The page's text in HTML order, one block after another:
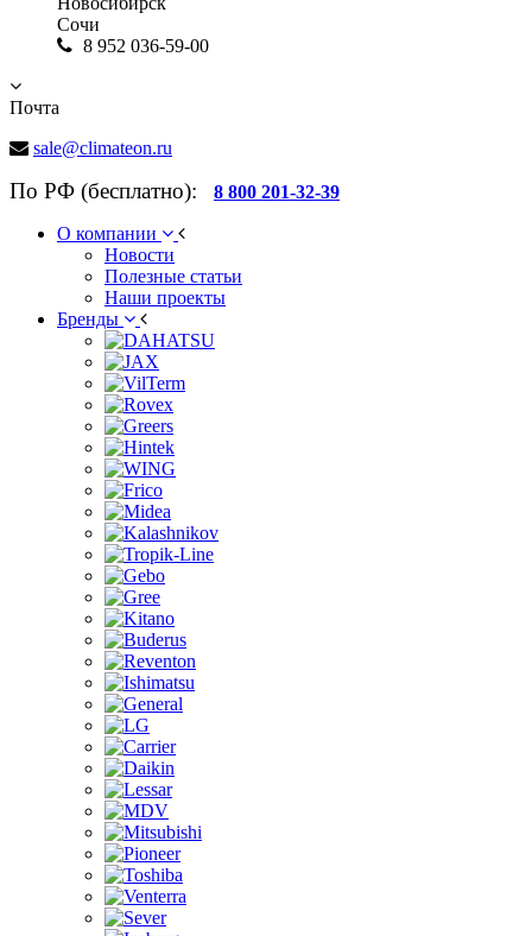
Сочи
8 952 036-59-00
Почта
sale@climateon.ru
По РФ (бесплатно): 8 800 201-32-39
О компании
Новости
Полезные статьи
Наши проекты
Бренды